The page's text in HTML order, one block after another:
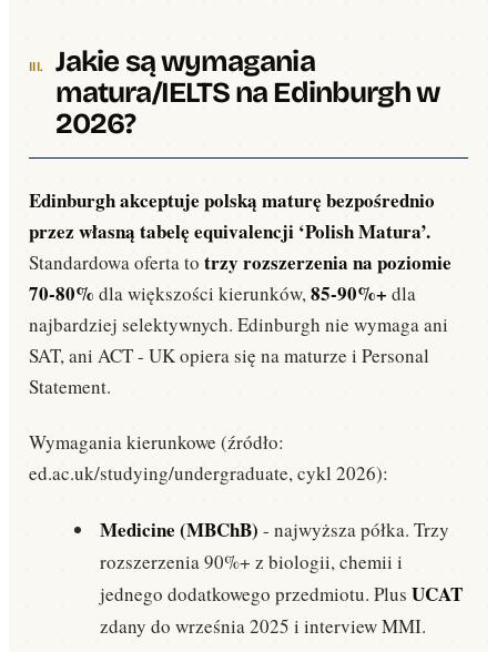
Jakie są wymagania
matura/IELTS na Edinburgh w
2026?
Edinburgh akceptuje polską maturę bezpośrednio
przez własną tabelę equivalencji ‘Polish Matura’.
Standardowa oferta to trzy rozszerzenia na poziomie
70-80% dla większości kierunków,85-90%+ dla
najbardziej selektywnych. Edinburgh nie wymaga ani
SAT, ani ACT - UK opiera się na maturze i Personal
Statement.
Wymagania kierunkowe (źródło:
ed.ac.uk/studying/undergraduate, cykl 2026):
Medicine (MBChB) - najwyższa półka. Trzy
rozszerzenia 90%+ z biologii, chemii i
jednego dodatkowego przedmiotu. Plus UCAT
zdany do września 2025 i interview MMI.